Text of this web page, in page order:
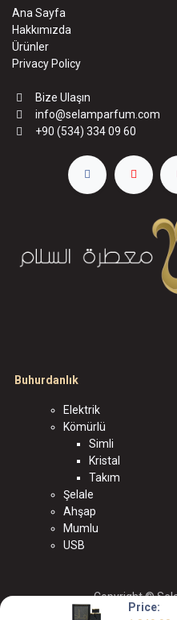
Price:
Ana Sayfa
Hakkımızda
Ürünler
Privacy Policy
Bize Ulaşın
info@selamparfum.com
+90 (534) 334 09 60
Buhurdanlık
Elektrik
Kömürlü
Simli
Kristal
Takım
Şelale
Ahşap
Mumlu
USB
Copyright ©
الْعَرَبيّة
|